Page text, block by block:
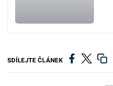
SDÍLEJTE ČLÁNEK